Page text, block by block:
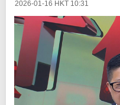
2026-01-16 HKT 10:31